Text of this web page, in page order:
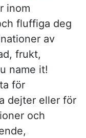
inom
fluffiga deg
av
frukt,
name it!
för
dejter eller för
och